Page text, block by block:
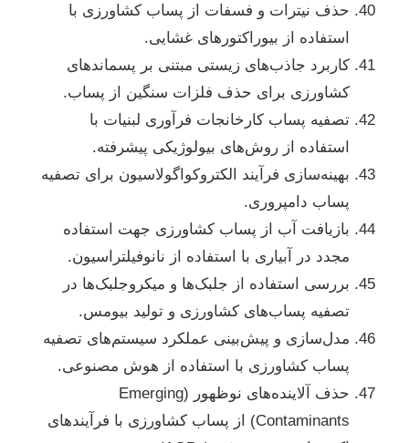
حذف نیترات و فسفات از پساب کشاورزی با
استفاده از بیوراکتورهای غشایی.
کاربرد جاذب‌های زیستی مبتنی بر پسماندهای
کشاورزی برای حذف فلزات سنگین از پساب.
تصفیه پساب کارخانجات فرآوری لبنیات با
استفاده از روش‌های بیولوژیکی پیشرفته.
بهینه‌سازی فرآیند الکتروکواگولاسیون برای تصفیه
پساب دامپروری.
بازیافت آب از پساب کشاورزی جهت استفاده
مجدد در آبیاری با استفاده از نانوفیلتراسیون.
بررسی استفاده از جلبک‌ها و میکروجلبک‌ها در
تصفیه پساب‌های کشاورزی و تولید بیومس.
مدل‌سازی و پیش‌بینی عملکرد سیستم‌های تصفیه
پساب کشاورزی با استفاده از هوش مصنوعی.
حذف آلاینده‌های نوظهور (Emerging
Contaminants) از پساب کشاورزی با فرآیندهای